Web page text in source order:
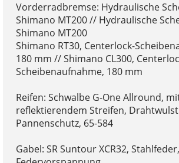
Vorderradbremse: Hydraulische
Shimano MT200 // Hydraulische
Shimano MT200
Shimano RT30, Centerlock-
180 mm // Shimano CL300,
Scheibenaufnahme, 180 mm
Reifen: Schwalbe G-One Allround,
reflektierendem Streifen,
Pannenschutz, 65-584
Gabel: SR Suntour XCR32,